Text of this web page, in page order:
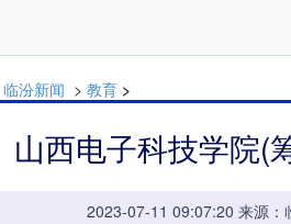
临汾新闻 > 教育 >
山西电子科技学院(
2023-07-11 09:07:20 来源